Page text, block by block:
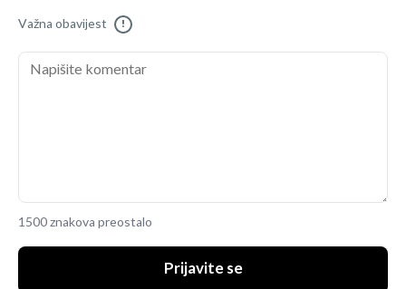
Važna obavijest !
1500 znakova preostalo
Prijavite se